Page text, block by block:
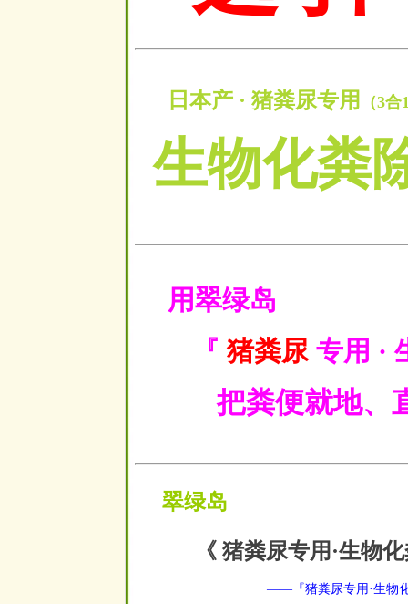
日本产 · 猪粪尿专用 （3
生物化粪
用翠绿岛
『 猪粪尿专用 ·
把粪便就地、
翠绿岛
《 猪粪尿专用·生物
——『猪粪尿专用·生物